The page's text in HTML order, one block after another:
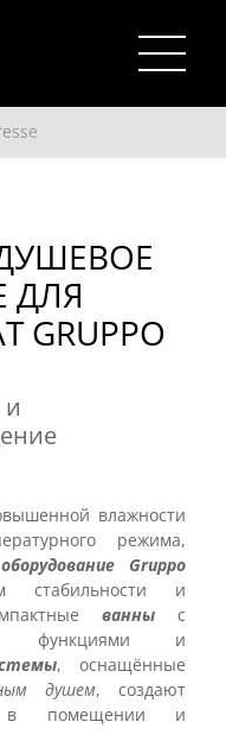
ДЛЯ
влажности
режима,
оборудование Gruppo
стабильности и
ванныс
функциями и
, оснащённые
душем, создают
в помещении и